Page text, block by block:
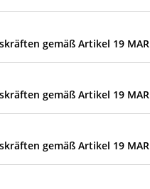
gemäß Artikel 19 MAR
gemäß Artikel 19 MAR
gemäß Artikel 19 MAR